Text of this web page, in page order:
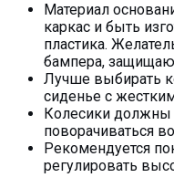
Материал
каркас и быть
пластика.
бампера,
Лучше выбирать
сиденье с
Колесики
поворачиваться
Рекомендуется
регулировать